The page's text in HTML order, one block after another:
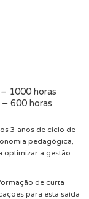
1000 horas
600 horas
3 anos de ciclo de
pedagógica,
optimizar a gestão
de curta
para esta saída